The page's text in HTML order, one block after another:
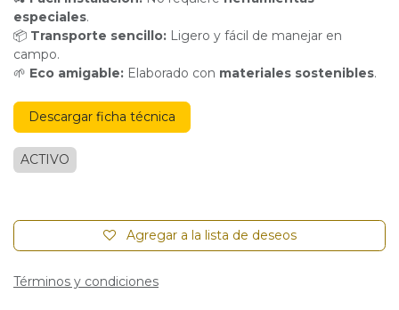
especiales.
📦 Transporte sencillo: Ligero y fácil de manejar en
campo.
🌱 Eco amigable: Elaborado con materiales sostenibles.
Descargar ficha técnica
ACTIVO
Agregar a la lista de deseos
Términos y condiciones